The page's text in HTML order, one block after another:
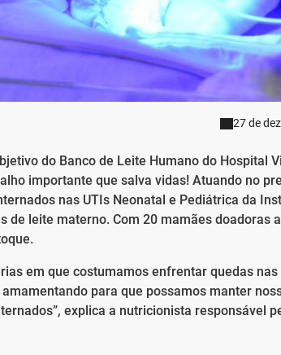
27 de
do Banco de Leite Humano do Hospital
importante que salva vidas! Atuando no
nas UTIs Neonatal e Pediátrica da
de leite materno. Com 20 mamães doadoras
em que costumamos enfrentar quedas
para que possamos manter
explica a nutricionista responsável